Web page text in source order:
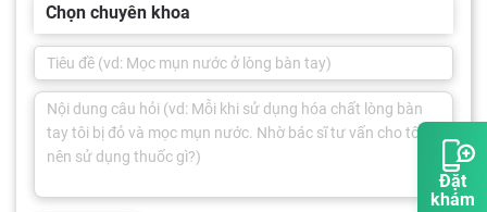
Đặt
khám
Chọn chuyên khoa